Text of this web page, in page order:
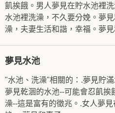
飢挨餓。男人夢見在貯水池裡
水池裡洗澡，不久要分娩。夢
澡，夫妻生活和諧，幸福。夢
夢見水池
"水池、洗澡"相關的：.夢見貯
夢見乾涸的水池--可能會忍飢挨
澡--這是富有的徵兆。.女人夢